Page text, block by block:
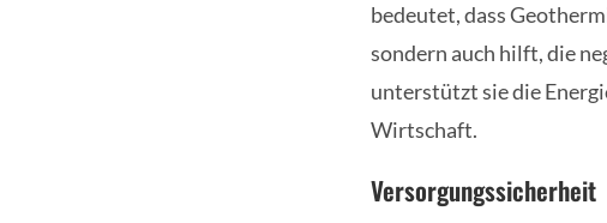
bedeutet, dass
sondern auch hilft, die
unterstützt sie die
Wirtschaft.
Versorgungssicherheit